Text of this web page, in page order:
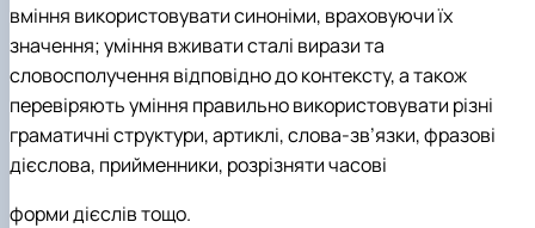
вміння використовувати синоніми, враховуючи їх
значення; уміння вживати сталі вирази та
словосполучення відповідно до контексту, а також
перевіряють уміння правильно використовувати різні
граматичні структури, артиклі, слова-зв’язки, фразові
дієслова, прийменники, розрізняти часові
форми дієслів тощо.